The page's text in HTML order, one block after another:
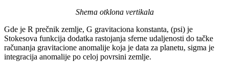
Shema otklona vertikala
Gde je R prečnik zemlje, G gravitaciona konstanta, (psi) je
Stokesova funkcija dodatka rastojanja sferne udaljenosti do tačke
računanja gravitacione anomalije koja je data za planetu, sigma je
integracija anomalije po celoj povrsini zemlje.